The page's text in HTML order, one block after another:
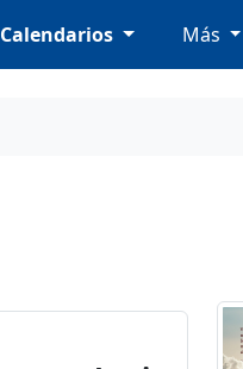
Calendarios Más